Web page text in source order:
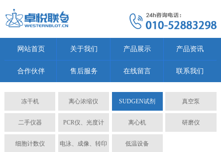
网站首页 关于我们 产品展示 产品资讯
合作伙伴 售后服务 在线留言 联系我们
冻干机 离心浓缩仪 SUDGEN试剂 真空泵
二手仪器 PCR仪、光度计 离心机 研磨仪
细胞计数仪 电泳、成像、转印 低温设备